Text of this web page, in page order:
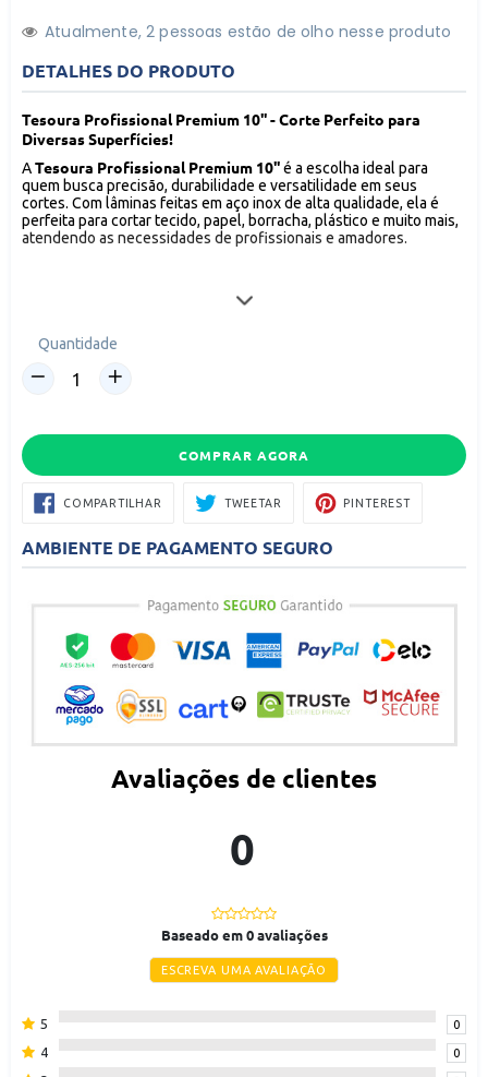
Atualmente,2 pessoas estão de olho nesse produto
DETALHES DO PRODUTO
Tesoura Profissional Premium 10'' - Corte Perfeito para
Diversas Superfícies!
ATesoura Profissional Premium 10''é a escolha ideal para
quem busca precisão, durabilidade e versatilidade em seus
cortes. Com lâminas feitas em aço inox de alta qualidade, ela é
perfeita para cortar tecido, papel, borracha, plástico e muito mais,
atendendo as necessidades de profissionais e amadores.
: Original Line
Modelo
Material da Lâmina: Aço inox, garantindo resistência e
Comprimento: 28 cm
Forma da Ponta: Reta, ideal para cortes precisos e eficientes
proporcionar conforto também para canhotos
Tipo de Tesoura: Multiuso, atendendo a diversos tipos de
Por Que Escolher a Tesoura Profissional Premium?
Versatilidade de Corte: Ideal para uma grande variedade de
e precisão a cada corte.
Ergonomia para Todos
: Com material de alta qualidade, a
tesoura mantém o desempenho mesmo após uso intenso.
Corte Profissional e Preciso
Seja para uso em casa ou no trabalho, aTesoura Profissional
facilidade e eficiência.
Adquira agora a sua e experimente cortes perfeitos em
qualquer material!
Quantidade
COMPRAR AGORA
COMPARTILHAR COMPARTILHAR
NO
TWEETAR TWEETAR PINTERESTPIN
AMBIENTE DE PAGAMENTO SEGURO
Avaliações de clientes
0
Baseado em 0 avaliações
ESCREVA UMA AVALIAÇÃO
5 0
4 0